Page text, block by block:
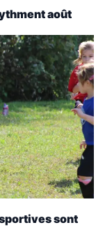
août
sont